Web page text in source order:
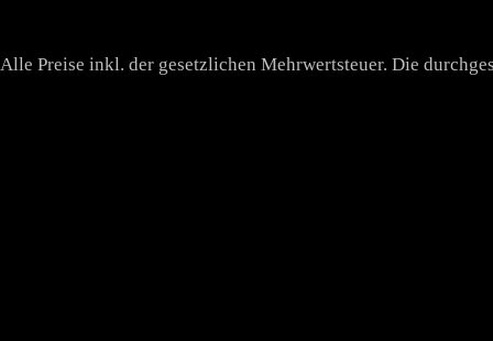
Alle Preise inkl. der gesetzlichen Mehrwertsteuer. Die